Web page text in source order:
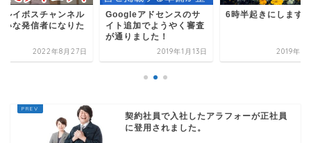
ルイボスチャンネル
いな発信者になりた
2022年8月27日
Googleアドセンスのサ
イト追加でようやく審査
が通りました！
2019年1月13日
6時半起きにします
2019年9
契約社員で入社したアラフォーが正社員
に登用されました。